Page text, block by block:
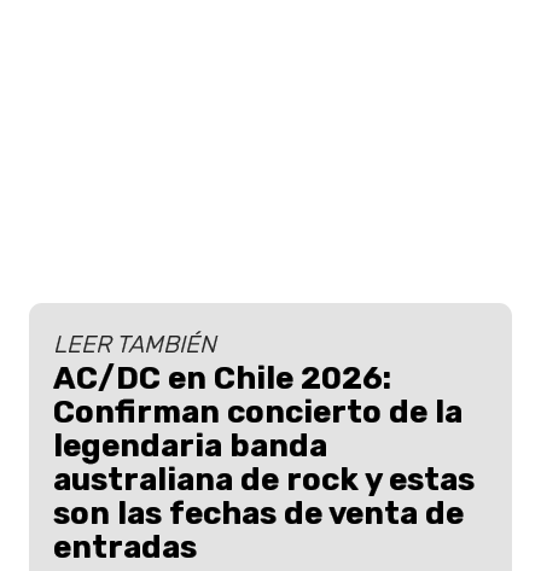
LEER TAMBIÉN
AC/DC en Chile 2026:
Confirman concierto de la
legendaria banda
australiana de rock y estas
son las fechas de venta de
entradas